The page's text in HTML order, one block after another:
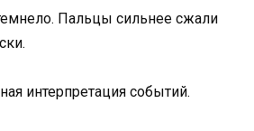
Пальцы сильнее сжали
интерпретация событий.